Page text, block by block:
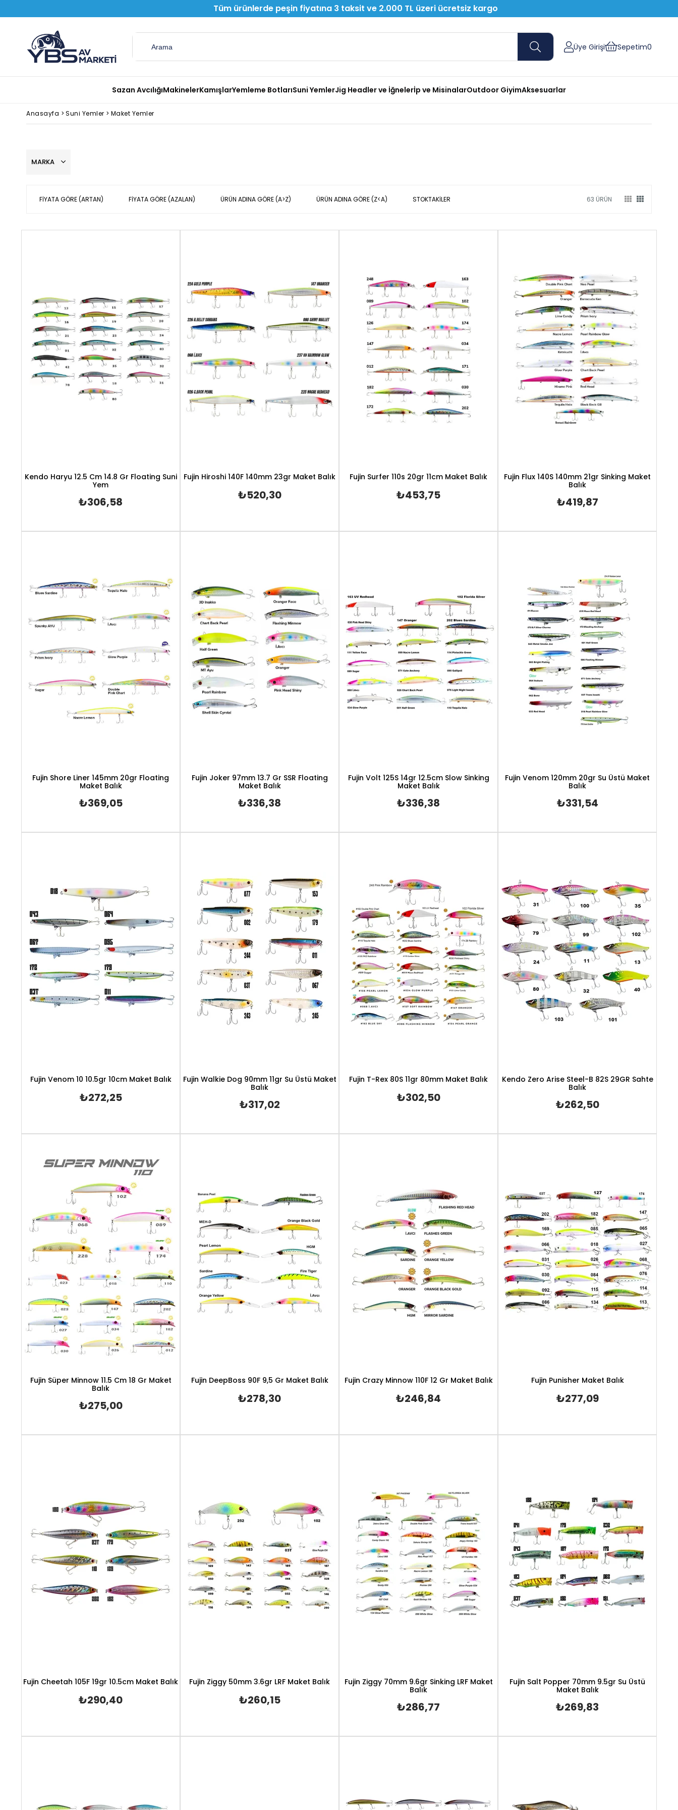
Tüm ürünlerde peşin fiyatına 3 taksit ve 2.000 TL üzeri ücretsiz kargo
Üye Girişi Sepetim0
Sazan AvcılığıMakinelerKamışlarYemleme BotlarıSuni YemlerJig Headler ve İğnelerİp ve MisinalarOutdoor GiyimAksesuarlar
Anasayfa > Suni Yemler > Maket Yemler
MARKA
FIYATA GÖRE (ARTAN) FIYATA GÖRE (AZALAN) ÜRÜN ADINA GÖRE (A>Z) ÜRÜN ADINA GÖRE (Z<A) STOKTAKILER 63 ÜRÜN
Kendo Haryu 12.5 Cm 14.8 Gr Floating Suni
Yem
₺306,58
Fujin Hiroshi 140F 140mm 23gr Maket Balık
₺520,30
Fujin Surfer 110s 20gr 11cm Maket Balık
₺453,75
Fujin Flux 140S 140mm 21gr Sinking Maket
Balık
₺419,87
Fujin Shore Liner 145mm 20gr Floating
Maket Balık
₺369,05
Fujin Joker 97mm 13.7 Gr SSR Floating
Maket Balık
₺336,38
Fujin Volt 125S 14gr 12.5cm Slow Sinking
Maket Balık
₺336,38
Fujin Venom 120mm 20gr Su Üstü Maket
Balık
₺331,54
Fujin Venom 10 10.5gr 10cm Maket Balık
₺272,25
Fujin Walkie Dog 90mm 11gr Su Üstü Maket
Balık
₺317,02
Fujin T-Rex 80S 11gr 80mm Maket Balık
₺302,50
Kendo Zero Arise Steel-B 82S 29GR Sahte
Balık
₺262,50
Fujin Süper Minnow 11.5 Cm 18 Gr Maket
Balık
₺275,00
Fujin DeepBoss 90F 9,5 Gr Maket Balık
₺278,30
Fujin Crazy Minnow 110F 12 Gr Maket Balık
₺246,84
Fujin Punisher Maket Balık
₺277,09
Fujin Cheetah 105F 19gr 10.5cm Maket Balık
₺290,40
Fujin Ziggy 50mm 3.6gr LRF Maket Balık
₺260,15
Fujin Ziggy 70mm 9.6gr Sinking LRF Maket
Balık
₺286,77
Fujin Salt Popper 70mm 9.5gr Su Üstü
Maket Balık
₺269,83